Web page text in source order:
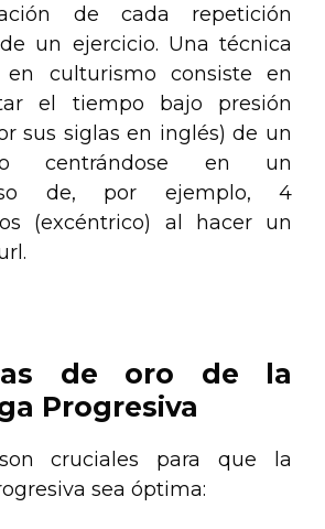
de cada repetición
un ejercicio. Una técnica
en culturismo consiste en
el tiempo bajo presión
sus siglas en inglés) de un
centrándose en un
de, por ejemplo, 4
(excéntrico) al hacer un
de oro de la
Progresiva
cruciales para que la
sea óptima: